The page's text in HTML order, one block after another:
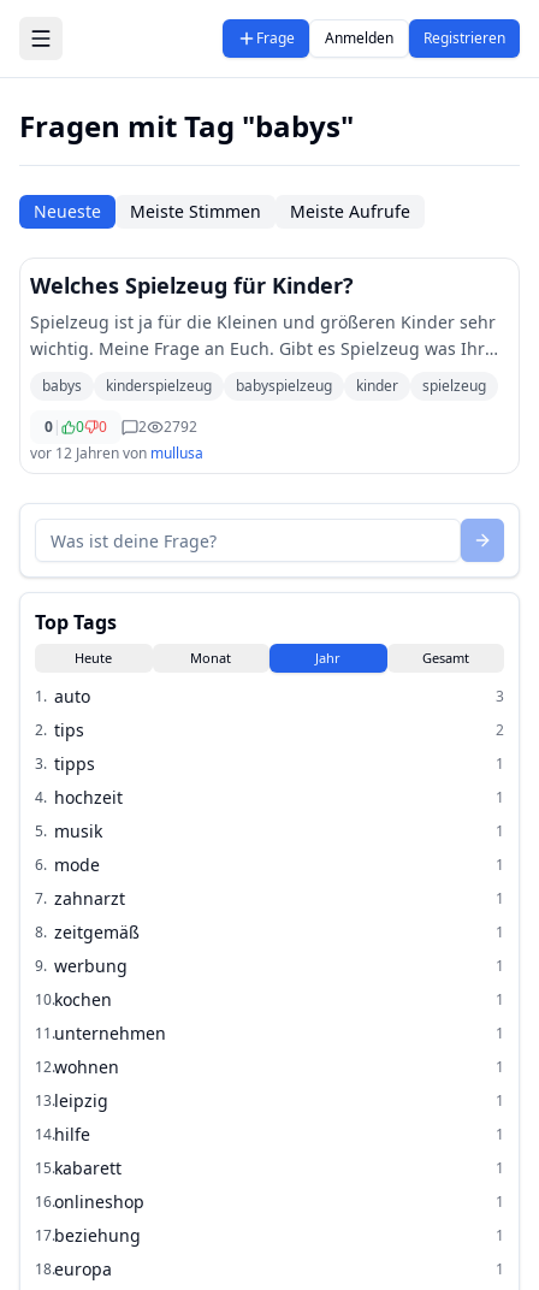
Zum Hauptinhalt springen
Frage Anmelden Registrieren
Fragen mit Tag "babys"
Neueste Meiste Stimmen Meiste Aufrufe
Welches Spielzeug für Kinder?
Spielzeug ist ja für die Kleinen und größeren Kinder sehr
wichtig. Meine Frage an Euch. Gibt es Spielzeug was Ihr
Euren Kindern nicht schenken würdet da Ihr das als
"sinnlos" erachtet? Ich beispiels
babys kinderspielzeug babyspielzeug kinder
spielzeug
0| 0 0 2
2792
vor 12 Jahrenvon mullusa
Top Tags
Heute Monat Jahr Gesamt
1. auto
3
2. tips
2
3. tipps
1
4. hochzeit
1
5. musik
1
6. mode
1
7. zahnarzt
1
8. zeitgemäß
1
9. werbung
1
10.kochen
1
11.unternehmen
1
12.wohnen
1
13.leipzig
1
14.hilfe
1
15.kabarett
1
16.onlineshop
1
17.beziehung
1
18.europa
1